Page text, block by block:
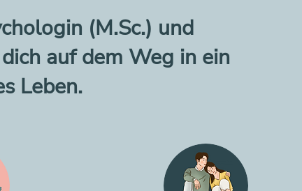
(M.Sc.) und
auf dem Weg in ein
Leben.